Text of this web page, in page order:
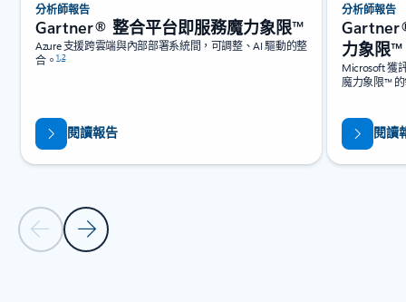
上一張投影片下一張投影片
分析師報告
Gartner® 整合平台即服務魔力象限™
Azure 支援跨雲端與內部部署系統間，可調整、AI 驅動的整
合。1,2
閱讀報告
分析師報告
力象限™
Microsoft 獲
魔力象限™
閱讀